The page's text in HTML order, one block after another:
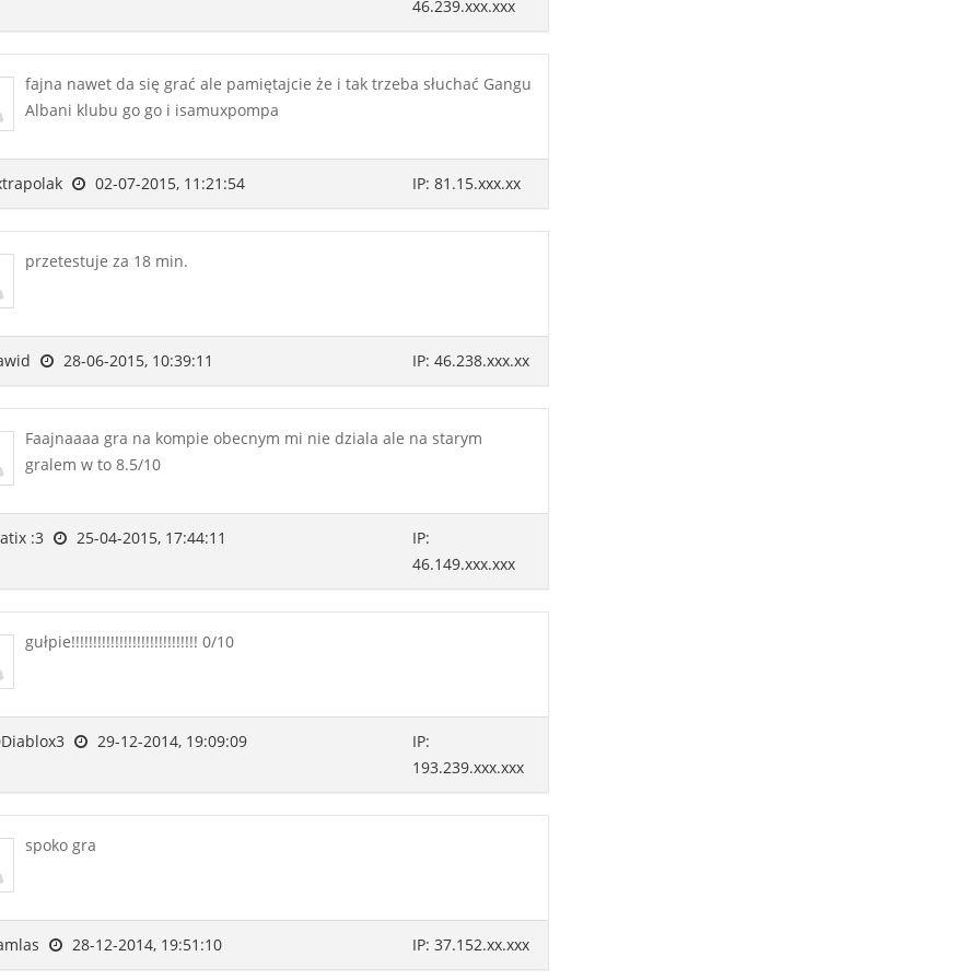
46.239.xxx.xxx
fajna nawet da się grać ale pamiętajcie że i tak trzeba słuchać Gangu
Albani klubu go go i isamuxpompa
02-07-2015, 11:21:54 IP: 81.15.xxx.xx
przetestuje za 18 min.
28-06-2015, 10:39:11 IP: 46.238.xxx.xx
Faajnaaaa gra na kompie obecnym mi nie dziala ale na starym
gralem w to 8.5/10
:3 25-04-2015, 17:44:11
IP:
46.149.xxx.xxx
gułpie!!!!!!!!!!!!!!!!!!!!!!!!!!!!! 0/10
29-12-2014, 19:09:09
IP:
193.239.xxx.xxx
spoko gra
28-12-2014, 19:51:10 IP: 37.152.xx.xxx